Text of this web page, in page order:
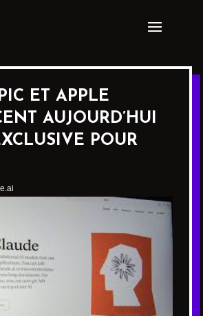
ET APPLE
AUJOURD’HUI
POUR